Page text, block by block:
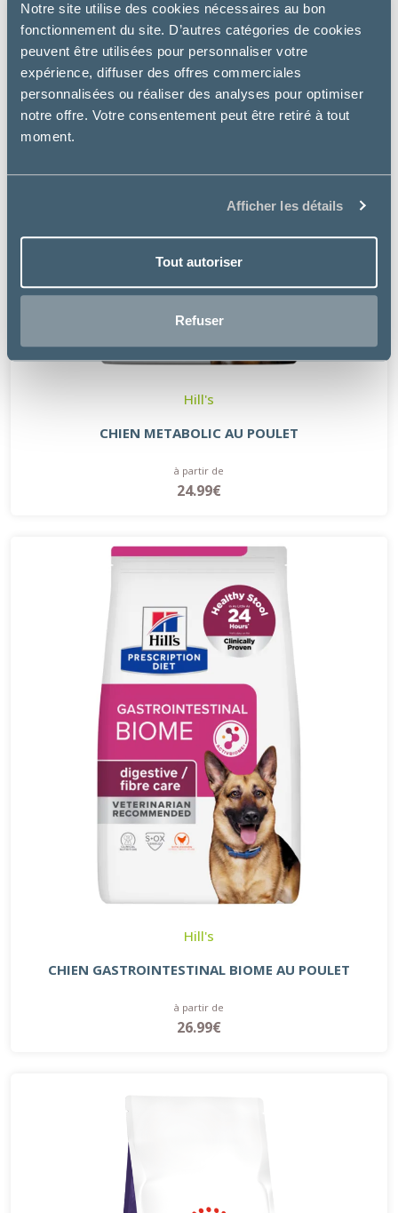
Notre site utilise des cookies nécessaires au bon
fonctionnement du site. D’autres catégories de cookies
peuvent être utilisées pour personnaliser votre
expérience, diffuser des offres commerciales
personnalisées ou réaliser des analyses pour optimiser
notre offre. Votre consentement peut être retiré à tout
moment.
Afficher les détails
Tout autoriser
Refuser
Hill's
CHIEN METABOLIC AU POULET
à partir de
24.99€
Hill's
CHIEN GASTROINTESTINAL BIOME AU POULET
à partir de
26.99€